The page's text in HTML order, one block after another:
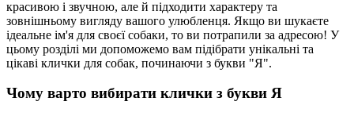
красивою і звучною, але й підходити характеру та
зовнішньому вигляду вашого улюбленця. Якщо ви шукаєте
ідеальне ім'я для своєї собаки, то ви потрапили за адресою! У
цьому розділі ми допоможемо вам підібрати унікальні та
цікаві клички для собак, починаючи з букви "Я".
Чому варто вибирати клички з букви Я